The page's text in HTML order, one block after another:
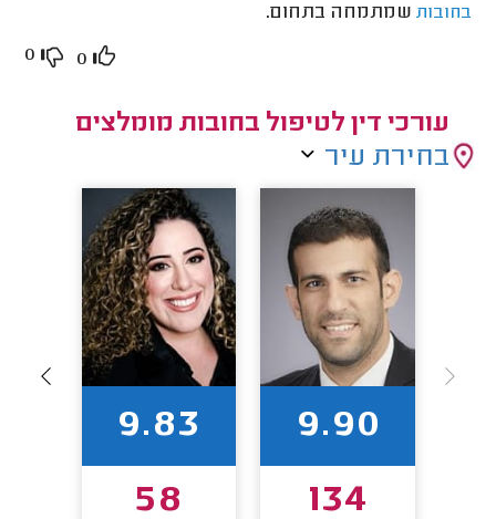
בחובות שמתמחה בתחום.
0
0
עורכי דין לטיפול בחובות מומלצים
בחירת עיר
9.90
134
9.83
58